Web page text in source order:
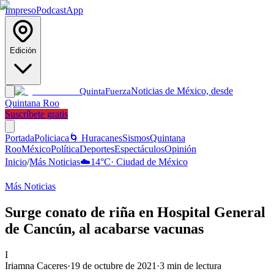
ImpresoPodcastApp
Edición
QuintaFuerzaNoticias de México, desde
Quintana Roo
Suscríbete gratis
PortadaPoliciaca 🌀 HuracanesSismosQuintana
RooMéxicoPolíticaDeportesEspectáculosOpinión
Inicio/Más Noticias☁️14°C· Ciudad de México
Más Noticias
Surge conato de riña en Hospital General
de Cancún, al acabarse vacunas
I
Iriamna Caceres·19 de octubre de 2021 ·3 min de lectura